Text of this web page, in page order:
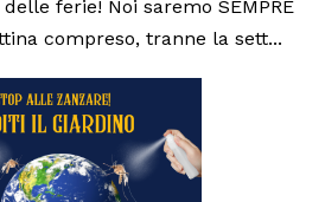
ferie! Noi saremo SEMPRE
compreso, tranne la sett...